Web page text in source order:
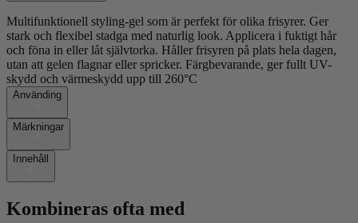
Multifunktionell styling-gel som är perfekt för olika frisyrer. Ger
stark och flexibel stadga med naturlig look. Applicera i fuktigt hår
och föna in eller låt självtorka. Håller frisyren på plats hela dagen,
utan att gelen flagnar eller spricker. Färgbevarande, ger fullt UV-
skydd och värmeskydd upp till 260°C
Använding
Märkningar
Innehåll
Kombineras ofta med